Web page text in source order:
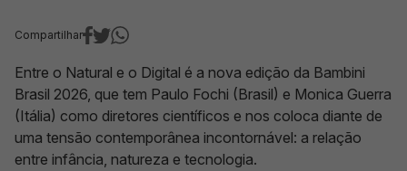
Entre o Natural e o Digital é a nova edição da Bambini
Brasil 2026, que tem Paulo Fochi (Brasil) e Monica Guerra
(Itália) como diretores científicos e nos coloca diante de
uma tensão contemporânea incontornável: a relação
entre infância, natureza e tecnologia.
Compartilhar